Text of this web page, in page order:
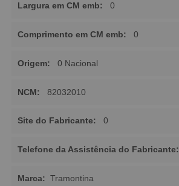
Largura em CM emb: 0
Comprimento em CM emb: 0
Origem: 0 Nacional
NCM: 82032010
Site do Fabricante: 0
Telefone da Assistência do Fabricante:
Marca: Tramontina